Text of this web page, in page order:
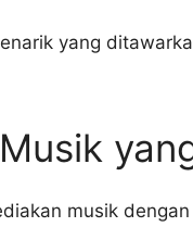
yang
musik